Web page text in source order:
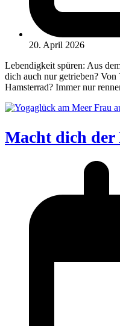
20. April 2026
Lebendigkeit spüren: Aus
dich auch nur getrieben?
Hamsterrad? Immer nur
Macht dich